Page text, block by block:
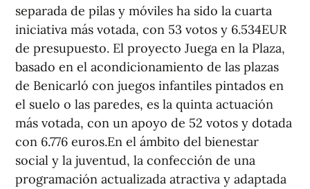
separada de pilas y móviles ha sido la cuarta
iniciativa más votada, con 53 votos y 6.534EUR
de presupuesto. El proyecto Juega en la Plaza,
basado en el acondicionamiento de las plazas
de Benicarló con juegos infantiles pintados en
el suelo o las paredes, es la quinta actuación
más votada, con un apoyo de 52 votos y dotada
con 6.776 euros.En el ámbito del bienestar
social y la juventud, la confección de una
programación actualizada atractiva y adaptada